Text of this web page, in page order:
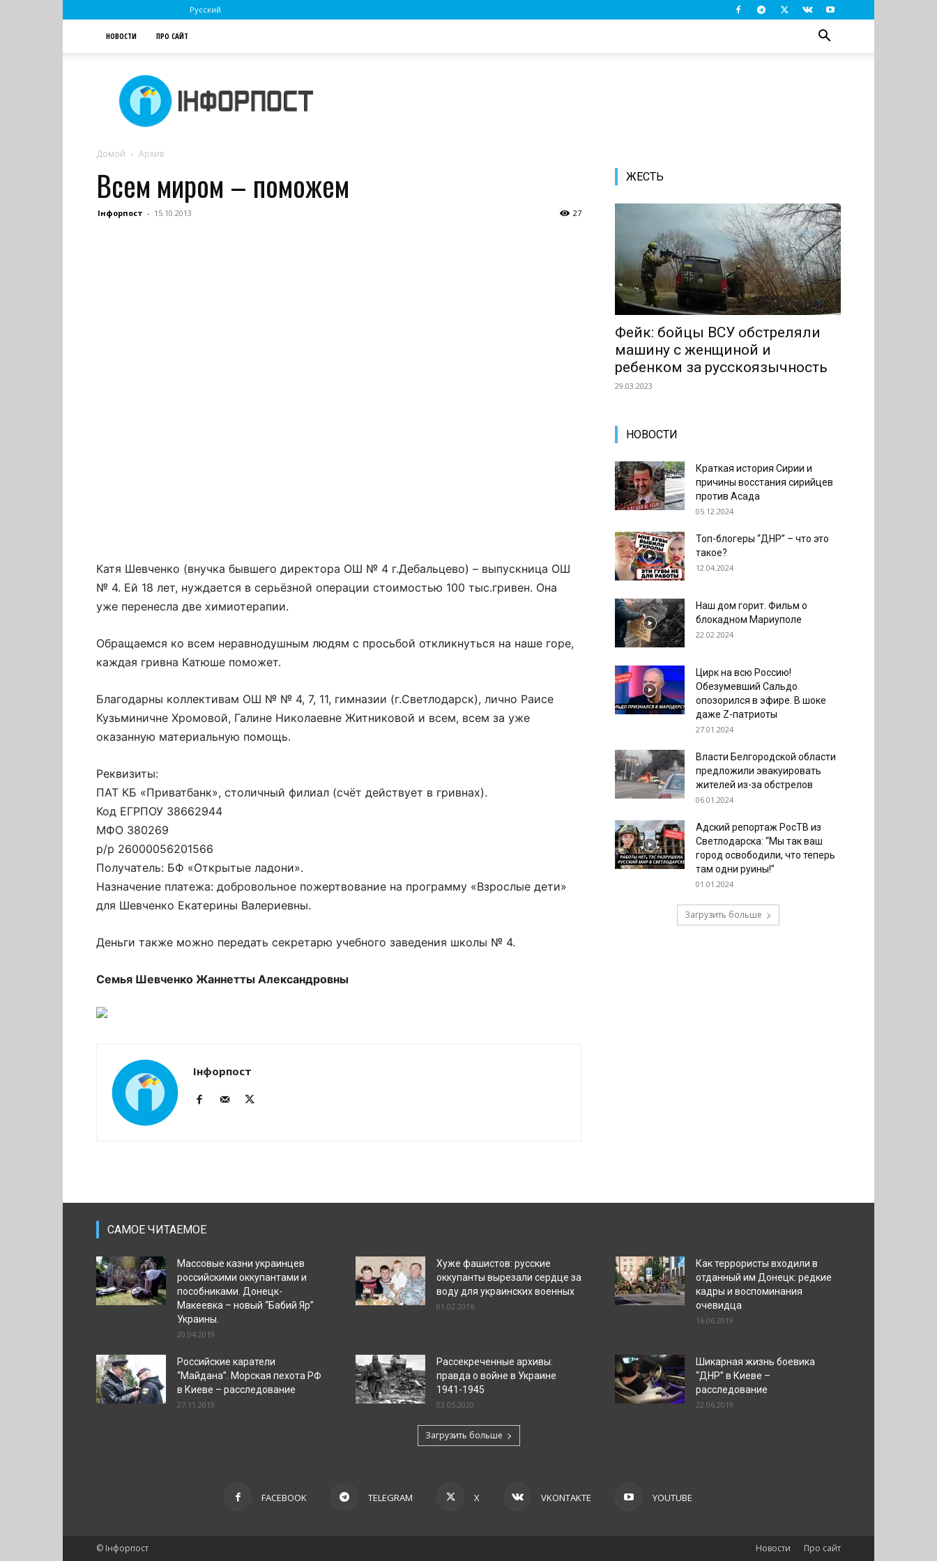
Русский
НОВОСТИ ПРО САЙТ
Інфорпост
Домой Архив
Всем миром – поможем
Інфорпост - 15.10.2013 27
Катя Шевченко (внучка бывшего директора ОШ № 4 г.Дебальцево) – выпускница ОШ
№ 4. Ей 18 лет, нуждается в серьёзной операции стоимостью 100 тыс.гривен. Она
уже перенесла две химиотерапии.
Обращаемся ко всем неравнодушным людям с просьбой откликнуться на наше горе,
каждая гривна Катюше поможет.
Благодарны коллективам ОШ № № 4, 7, 11, гимназии (г.Светлодарск), лично Раисе
Кузьминичне Хромовой, Галине Николаевне Житниковой и всем, всем за уже
оказанную материальную помощь.
Реквизиты:
ПАТ КБ «Приватбанк», столичный филиал (счёт действует в гривнах).
Код ЕГРПОУ 38662944
МФО 380269
р/р 26000056201566
Получатель: БФ «Открытые ладони».
Назначение платежа: добровольное пожертвование на программу «Взрослые дети»
для Шевченко Екатерины Валериевны.
Деньги также можно передать секретарю учебного заведения школы № 4.
Семья Шевченко Жаннетты Александровны
Інфорпост
ЖЕСТЬ
Фейк: бойцы ВСУ обстреляли
машину с женщиной и
ребенком за русскоязычность
29.03.2023
НОВОСТИ
Краткая история Сирии и
причины восстания сирийцев
против Асада
05.12.2024
Топ-блогеры “ДНР” – что это
такое?
12.04.2024
Наш дом горит. Фильм о
блокадном Мариуполе
22.02.2024
Цирк на всю Россию!
Обезумевший Сальдо
опозорился в эфире. В шоке
даже Z-патриоты
27.01.2024
Власти Белгородской области
предложили эвакуировать
жителей из-за обстрелов
06.01.2024
Адский репортаж РосТВ из
Светлодарска: “Мы так ваш
город освободили, что теперь
там одни руины!”
01.01.2024
Загрузить больше
САМОЕ ЧИТАЕМОЕ
Массовые казни украинцев
российскими оккупантами и
пособниками. Донецк-
Макеевка – новый “Бабий Яр”
Украины.
20.04.2019
Хуже фашистов: русские
оккупанты вырезали сердце за
воду для украинских военных
01.02.2016
Как террористы входили в
отданный им Донецк: редкие
кадры и воспоминания
очевидца
16.06.2019
Российские каратели
“Майдана”. Морская пехота РФ
в Киеве – расследование
27.11.2019
Рассекреченные архивы:
правда о войне в Украине
1941-1945
03.05.2020
Шикарная жизнь боевика
“ДНР” в Киеве –
расследование
22.06.2019
Загрузить больше
FACEBOOK TELEGRAM X VKONTAKTE YOUTUBE
Новости Про сайт
© Інфорпост